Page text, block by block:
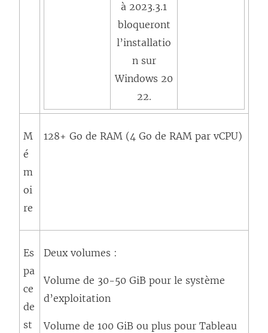
à 2023.3.1
bloqueront
l’installatio
n sur
Windows 20
22.
M
é
m
oi
re
128+ Go de RAM (4 Go de RAM par vCPU)
Es
pa
ce
de
st
Deux volumes :
Volume de 30-50 GiB pour le système
d’exploitation
Volume de 100 GiB ou plus pour Tableau